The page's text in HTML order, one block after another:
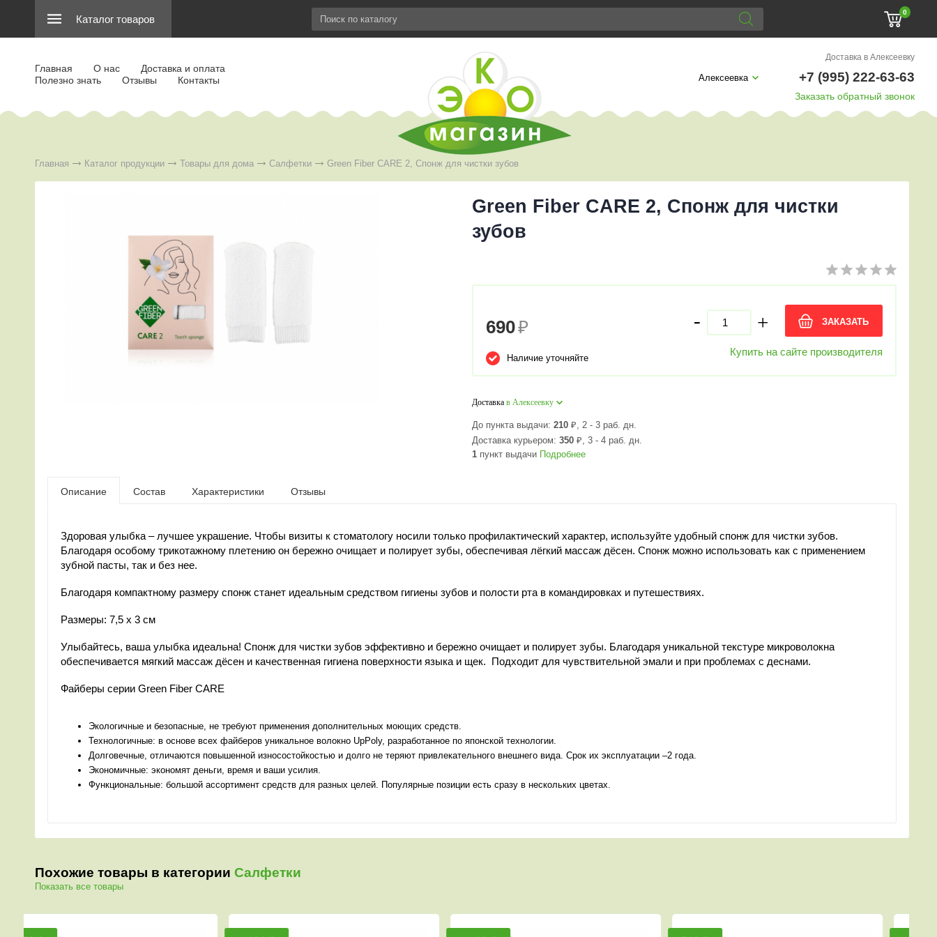
Каталог товаров
0
Главная О нас
Доставка и оплата
Полезно знать
Отзывы Контакты Алексеевка
Доставка в Алексеевку
+7 (995) 222-63-63
Заказать обратный звонок
Главная Каталог продукции Товары для дома Салфетки Green Fiber CARE 2, Спонж для чистки зубов
Green Fiber CARE 2, Спонж для чистки
зубов
- + ЗАКАЗАТЬ
Купить на сайте производителя
690₽
Наличие уточняйте
Доставка в Алексеевку
До пункта выдачи: 210 ₽ , 2 - 3 раб. дн.
Доставка курьером: 350 ₽ , 3 - 4 раб. дн.
1 пункт выдачи Подробнее
Описание Состав Характеристики Отзывы
Здоровая улыбка – лучшее украшение. Чтобы визиты к стоматологу носили только профилактический характер, используйте удобный спонж для чистки зубов.
Благодаря особому трикотажному плетению он бережно очищает и полирует зубы, обеспечивая лёгкий массаж дёсен. Спонж можно использовать как с применением
зубной пасты, так и без нее.
Благодаря компактному размеру спонж станет идеальным средством гигиены зубов и полости рта в командировках и путешествиях.
Размеры: 7,5 х 3 см
Улыбайтесь, ваша улыбка идеальна! Спонж для чистки зубов эффективно и бережно очищает и полиру­ет зубы. Благодаря уникальной текстуре микроволокна
обеспечивается мягкий массаж дёсен и качественная гигиена поверхности языка и щек. Подходит для чувствительной эмали и при проблемах с деснами.
Файберы серии Green Fiber CARE
Экологичные и безопасные, не требуют применения дополнительных моющих средств.
Технологичные: в основе всех файберов уникальное волокно UpPoly, разработанное по японской технологии.
Долговечные, отличаются повышенной износостойкостью и долго не теряют привлекательного внешнего вида. Срок их эксплуатации –2 года.
Экономичные: экономят деньги, время и ваши усилия.
Функциональные: большой ассортимент средств для разных целей. Популярные позиции есть сразу в нескольких цветах.
Похожие товары в категории Салфетки
Показать все товары